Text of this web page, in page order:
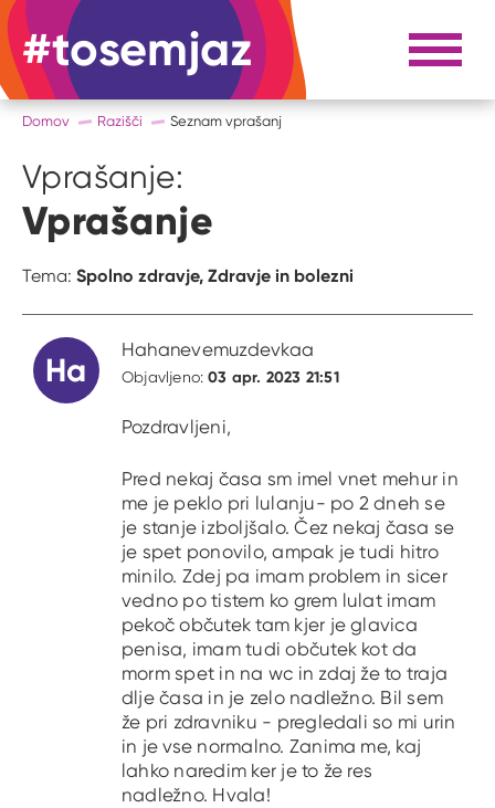
#tosemjaz #to sem jaz Razpri
Domov Razišči Seznam vprašanj
Vprašanje:
Vprašanje
Tema: Spolno zdravje, Zdravje in bolezni
Ha
Hahanevemuzdevkaa
Objavljeno:03 apr. 2023 21:51
Pozdravljeni,
Pred nekaj časa sm imel vnet mehur in
me je peklo pri lulanju- po 2 dneh se
je stanje izboljšalo. Čez nekaj časa se
je spet ponovilo, ampak je tudi hitro
minilo. Zdej pa imam problem in sicer
vedno po tistem ko grem lulat imam
pekoč občutek tam kjer je glavica
penisa, imam tudi občutek kot da
morm spet in na wc in zdaj že to traja
dlje časa in je zelo nadležno. Bil sem
že pri zdravniku - pregledali so mi urin
in je vse normalno. Zanima me, kaj
lahko naredim ker je to že res
nadležno. Hvala!